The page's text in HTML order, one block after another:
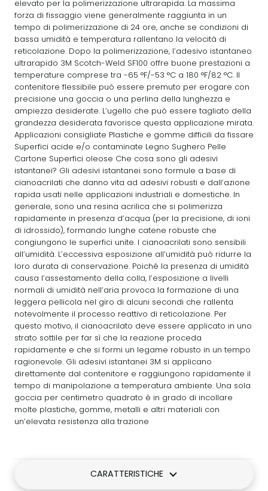
elevato per la polimerizzazione ultrarapida. La massima
forza di fissaggio viene generalmente raggiunta in un
tempo di polimerizzazione di 24 ore, anche se condizioni di
bassa umidità e temperatura rallentano la velocità di
reticolazione. Dopo la polimerizzazione, l’adesivo istantaneo
ultrarapido 3M Scotch-Weld SF100 offre buone prestazioni a
temperature comprese tra -65 °F/-53 °C a 180 °F/82 °C. Il
contenitore flessibile può essere premuto per erogare con
precisione una goccia o una perlina della lunghezza e
ampiezza desiderate. L’ugello che può essere tagliato della
grandezza desiderata favorisce questa applicazione mirata.
Applicazioni consigliate Plastiche e gomme difficili da fissare
Superfici acide e/o contaminate Legno Sughero Pelle
Cartone Superfici oleose Che cosa sono gli adesivi
istantanei? Gli adesivi istantanei sono formule a base di
cianoacrilati che danno vita ad adesivi robusti e dall’azione
rapida usati nelle applicazioni industriali e domestiche. In
generale, sono una resina acrilica che si polimerizza
rapidamente in presenza d’acqua (per la precisione, di ioni
di idrossido), formando lunghe catene robuste che
congiungono le superfici unite. I cianoacrilati sono sensibili
all’umidità. L’eccessiva esposizione all’umidità può ridurre la
loro durata di conservazione. Poiché la presenza di umidità
causa l’assestamento della colla, l’esposizione a livelli
normali di umidità nell’aria provoca la formazione di una
leggera pellicola nel giro di alcuni secondi che rallenta
notevolmente il processo reattivo di reticolazione. Per
questo motivo, il cianoacrilato deve essere applicato in uno
strato sottile per far sì che la reazione proceda
rapidamente e che si formi un legame robusto in un tempo
ragionevole. Gli adesivi istantanei 3M si applicano
direttamente dal contenitore e raggiungono rapidamente il
tempo di manipolazione a temperatura ambiente. Una sola
goccia per centimetro quadrato è in grado di incollare
molte plastiche, gomme, metalli e altri materiali con
un’elevata resistenza alla trazione
CARATTERISTICHE